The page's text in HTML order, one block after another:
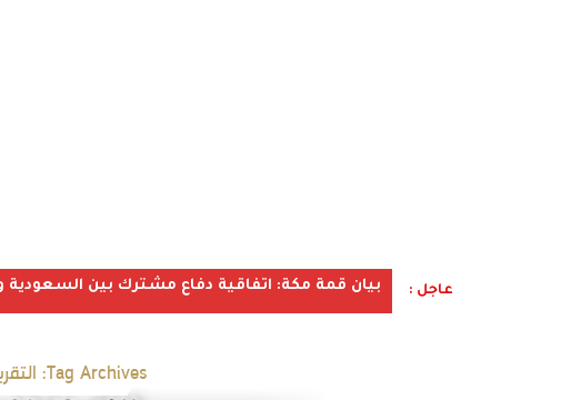
عاجل : بيان قمة مكة: اتفاقية دفاع مشترك بين السعودية
Tag Archives: